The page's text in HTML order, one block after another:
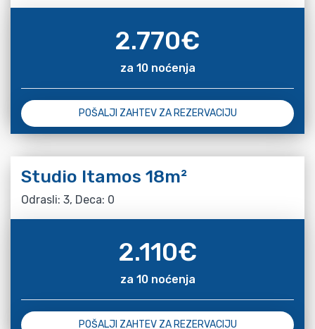
2.770€
za 10 noćenja
POŠALJI ZAHTEV ZA REZERVACIJU
Studio Itamos 18m²
Odrasli: 3, Deca: 0
2.110€
za 10 noćenja
POŠALJI ZAHTEV ZA REZERVACIJU